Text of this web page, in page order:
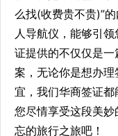
么找(收费贵不贵)”
人导航仪，能够引
证提供的不仅仅是
案，无论你是想办
宜，我们华商签证
您尽情享受这段美
忘的旅行之旅吧！